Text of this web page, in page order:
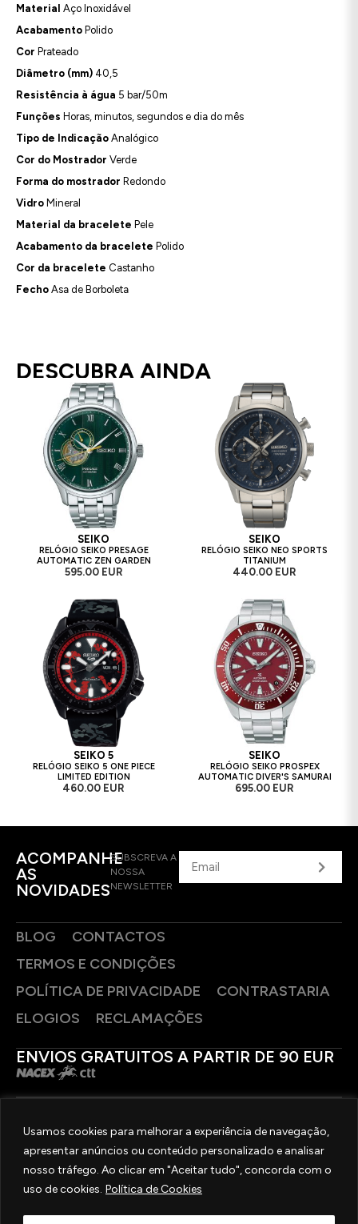
Usamos cookies para melhorar a experiência de navegação,
apresentar anúncios ou conteúdo personalizado e analisar
nosso tráfego. Ao clicar em "Aceitar tudo", concorda com o
uso de cookies. Política de Cookies
Material Aço Inoxidável
Acabamento Polido
Cor Prateado
Diâmetro (mm) 40,5
Resistência à água 5 bar/50m
Funções Horas, minutos, segundos e dia do mês
Tipo de Indicação Analógico
Cor do Mostrador Verde
Forma do mostrador Redondo
Vidro Mineral
Material da bracelete Pele
Acabamento da bracelete Polido
Cor da bracelete Castanho
Fecho Asa de Borboleta
DESCUBRA AINDA
SEIKO
RELÓGIO SEIKO PRESAGE
AUTOMATIC ZEN GARDEN
595.00 EUR
SEIKO
RELÓGIO SEIKO NEO SPORTS
TITANIUM
440.00 EUR
SEIKO 5
RELÓGIO SEIKO 5 ONE PIECE
LIMITED EDITION
460.00 EUR
SEIKO
RELÓGIO SEIKO PROSPEX
AUTOMATIC DIVER'S SAMURAI
695.00 EUR
ACOMPANHE
AS
NOVIDADES
SUBSCREVA A
NOSSA
NEWSLETTER
BLOG
CONTACTOS
TERMOS E CONDIÇÕES
POLÍTICA DE PRIVACIDADE
CONTRASTARIA
ELOGIOS
RECLAMAÇÕES
ENVIOS GRATUITOS A PARTIR DE 90 EUR
SIGA-NOS
2025 © OURIVESARIA FRADIZELA